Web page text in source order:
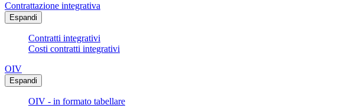
Contrattazione integrativa
Espandi
Contratti integrativi
Costi contratti integrativi
OIV
Espandi
OIV - in formato tabellare